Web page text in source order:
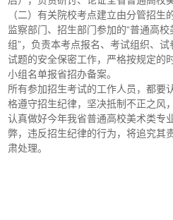
（二）有关院校考点建立由分管招
监察部门、招生部门参加的“普通高
组”，负责本考点报名、考试组织、
试题的安全保密工作，严格按规定的
小组名单报省招办备案。
所有参加招生考试的工作人员，都要
格遵守招生纪律，坚决抵制不正之风
认真做好今年我省普通高校美术类专
弊，违反招生纪律的行为，将追究其
肃处理。